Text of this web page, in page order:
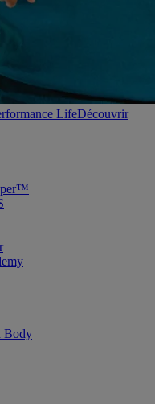
LifeDécouvrir
Body